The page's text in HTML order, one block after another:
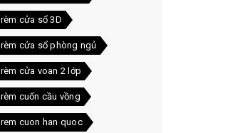
rèm cửa sổ 3D
rèm cửa sổ phòng ngủ
rèm cửa voan 2 lớp
rèm cuốn cầu vồng
rem cuon han quoc